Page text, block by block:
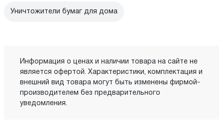
Уничтожители бумаг для дома
Информация о ценах и наличии товара на сайте не
является офертой. Характеристики, комплектация и
внешний вид товара могут быть изменены фирмой-
производителем без предварительного
уведомления.